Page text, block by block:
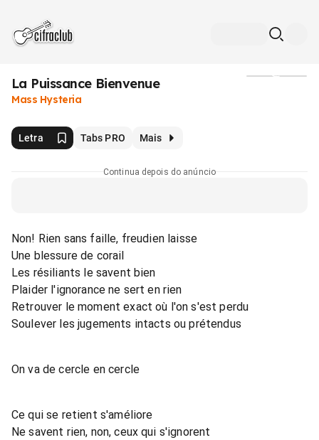
La Puissance Bienvenue
Mass Hysteria
Letra Tabs PRO Mais
Continua depois do anúncio
Non! Rien sans faille, freudien laisse
Une blessure de corail
Les résiliants le savent bien
Plaider l'ignorance ne sert en rien
Retrouver le moment exact où l'on s'est perdu
Soulever les jugements intacts ou prétendus
On va de cercle en cercle
Ce qui se retient s'améliore
Ne savent rien, non, ceux qui s'ignorent